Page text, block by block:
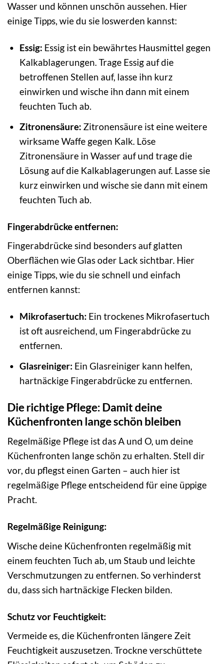
Wasser und können unschön aussehen. Hier
einige Tipps, wie du sie loswerden kannst:
Essig: Essig ist ein bewährtes Hausmittel gegen
Kalkablagerungen. Trage Essig auf die
betroffenen Stellen auf, lasse ihn kurz
einwirken und wische ihn dann mit einem
feuchten Tuch ab.
Zitronensäure: Zitronensäure ist eine weitere
wirksame Waffe gegen Kalk. Löse
Zitronensäure in Wasser auf und trage die
Lösung auf die Kalkablagerungen auf. Lasse sie
kurz einwirken und wische sie dann mit einem
feuchten Tuch ab.
Fingerabdrücke entfernen:
Fingerabdrücke sind besonders auf glatten
Oberflächen wie Glas oder Lack sichtbar. Hier
einige Tipps, wie du sie schnell und einfach
entfernen kannst:
Mikrofasertuch: Ein trockenes Mikrofasertuch
ist oft ausreichend, um Fingerabdrücke zu
entfernen.
Glasreiniger: Ein Glasreiniger kann helfen,
hartnäckige Fingerabdrücke zu entfernen.
Die richtige Pflege: Damit deine
Küchenfronten lange schön bleiben
Regelmäßige Pflege ist das A und O, um deine
Küchenfronten lange schön zu erhalten. Stell dir
vor, du pflegst einen Garten – auch hier ist
regelmäßige Pflege entscheidend für eine üppige
Pracht.
Regelmäßige Reinigung:
Wische deine Küchenfronten regelmäßig mit
einem feuchten Tuch ab, um Staub und leichte
Verschmutzungen zu entfernen. So verhinderst
du, dass sich hartnäckige Flecken bilden.
Schutz vor Feuchtigkeit:
Vermeide es, die Küchenfronten längere Zeit
Feuchtigkeit auszusetzen. Trockne verschüttete